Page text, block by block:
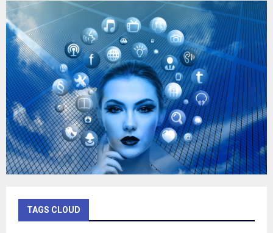
TAGS CLOUD